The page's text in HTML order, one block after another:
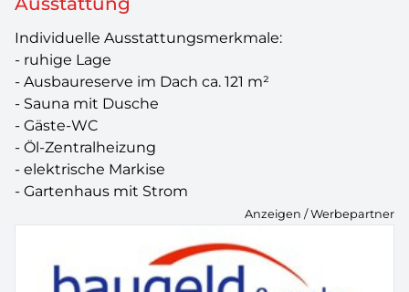
Individuelle Ausstattungsmerkmale:
- ruhige Lage
- Ausbaureserve im Dach ca. 121 m²
- Sauna mit Dusche
- Gäste-WC
- Öl-Zentralheizung
- elektrische Markise
- Gartenhaus mit Strom
Anzeigen / Werbepartner